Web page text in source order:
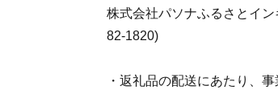
株式会社パソナふるさとイ
82-1820)
・返礼品の配送にあたり、